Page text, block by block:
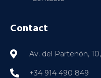
Contact
Av. del Partenón,
+34 914 490 849